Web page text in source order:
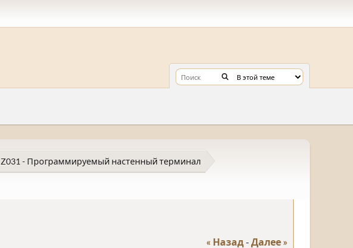
Z031 - Программируемый настенный терминал
« Назад - Далее »